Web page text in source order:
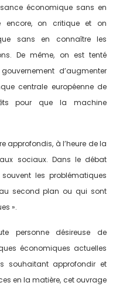
économique sans en
encore, on critique et on
sans en connaître les
De même, on est tenté
d’augmenter
centrale européenne de
pour que la machine
approfondis, à l’heure de la
sociaux. Dans le débat
les problématiques
second plan ou qui sont
».
personne désireuse de
économiques actuelles
souhaitant approfondir et
en la matière, cet ouvrage